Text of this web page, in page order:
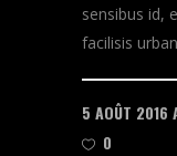
sensibus id,
facilisis
5 AOÛT 2016
0